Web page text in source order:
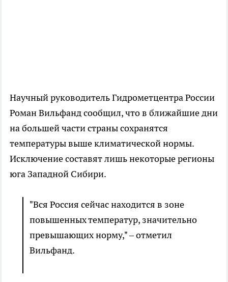
Научный руководитель Гидрометцентра России
Роман Вильфанд сообщил, что в ближайшие дни
на большей части страны сохранятся
температуры выше климатической нормы.
Исключение составят лишь некоторые регионы
юга Западной Сибири.
"Вся Россия сейчас находится в зоне
повышенных температур, значительно
превышающих норму," – отметил
Вильфанд.